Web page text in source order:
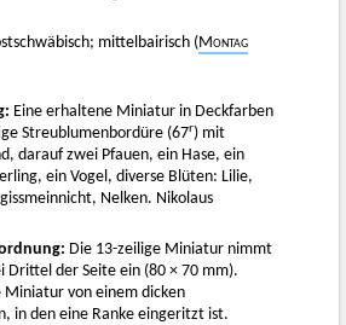
mittelbairisch (Montag
Eine erhaltene Miniatur in Deckfarben
Streublumenbordüre (67r) mit
darauf zwei Pfauen, ein Hase, ein
ein Vogel, diverse Blüten: Lilie,
Nelken. Nikolaus
Die 13-zeilige Miniatur nimmt
Drittel der Seite ein (80 × 70 mm).
von einem dicken
in den eine Ranke eingeritzt ist.